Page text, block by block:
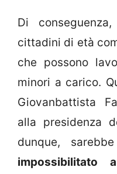
Di
cittadini di età
che possono
minori a carico.
Giovanbattista
alla presidenza
dunque,
impossibilitato